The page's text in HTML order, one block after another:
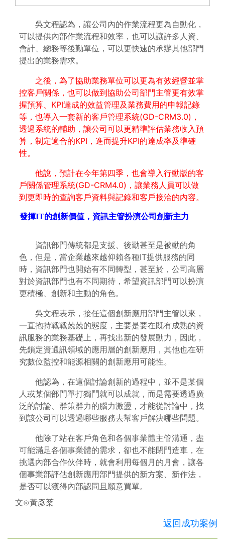
吳文程認為，讓公司內的作業流程更為自動化，
可以提供內部作業流程和效率，也可以讓許多人資、
會計、總務等後勤單位，可以更快速的承辦其他部門
提出的業務需求。
之後，為了協助業務單位可以更為有效經營並掌
控客戶關係，也可以做到協助公司部門主管更有效掌
握預算、KPI達成的效益管理及業務費用的申報記錄
等，也導入一套新的客戶管理系統(GD-CRM3.0)，
透過系統的輔助，讓公司可以更精準評估業務收入預
算，制定適合的KPI，進而提升KPI的達成率及準確
性。
他說，預計在今年第四季，也會導入行動版的客
戶關係管理系統(GD-CRM4.0)，讓業務人員可以做
到更即時的查詢客戶資料與記錄和客戶接洽的內容。
發揮IT的創新價值，資訊主管扮演公司創新主力
資訊部門傳統都是支援、後勤甚至是被動的角
色，但是，當企業越來越仰賴各種IT提供服務的同
時，資訊部門也開始有不同轉型，甚至於，公司高層
對於資訊部門也有不同期待，希望資訊部門可以扮演
更積極、創新和主動的角色。
吳文程表示，接任這個創新應用部門主管以來，
一直抱持戰戰兢兢的態度，主要是要在既有成熟的資
訊服務的業務基礎上，再找出新的發展動力，因此，
先鎖定資通訊領域的應用層的創新應用，其他也在研
究數位監控和能源相關的創新應用可能性。
他認為，在這個討論創新的過程中，並不是某個
人或某個部門單打獨鬥就可以成就，而是需要透過廣
泛的討論、群策群力的腦力激盪，才能從討論中，找
到該公司可以透過哪些服務去幫客戶解決哪些問題。
他除了站在客戶角色和各個事業體主管溝通，盡
可能滿足各個事業體的需求，卻也不能閉門造車，在
挑選內部合作伙伴時，就會利用每個月的月會，讓各
個事業部評估創新應用部門提供的新方案、新作法，
是否可以獲得內部認同且願意買單。
文⊙黃彥棻
返回成功案例